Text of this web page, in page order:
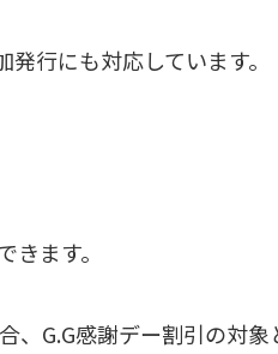
行にも対応しています。
ます。
、G.G感謝デー割引の対